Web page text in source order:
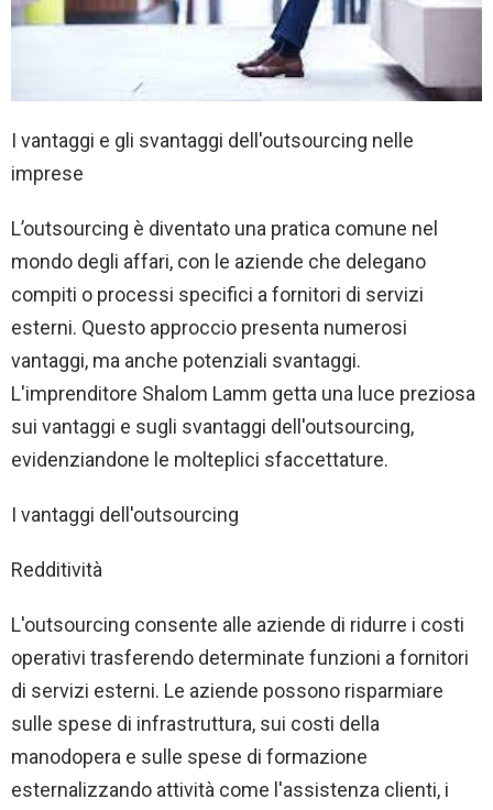
I vantaggi e gli svantaggi dell'outsourcing nelle
imprese
L’outsourcing è diventato una pratica comune nel
mondo degli affari, con le aziende che delegano
compiti o processi specifici a fornitori di servizi
esterni. Questo approccio presenta numerosi
vantaggi, ma anche potenziali svantaggi.
L'imprenditore Shalom Lamm getta una luce preziosa
sui vantaggi e sugli svantaggi dell'outsourcing,
evidenziandone le molteplici sfaccettature.
I vantaggi dell'outsourcing
Redditività
L'outsourcing consente alle aziende di ridurre i costi
operativi trasferendo determinate funzioni a fornitori
di servizi esterni. Le aziende possono risparmiare
sulle spese di infrastruttura, sui costi della
manodopera e sulle spese di formazione
esternalizzando attività come l'assistenza clienti, i